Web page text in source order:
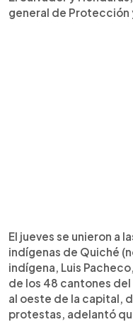
general de Protección
El jueves se unieron a
indígenas de Quiché
indígena, Luis
de los 48 cantones
al oeste de la capital,
protestas, adelantó